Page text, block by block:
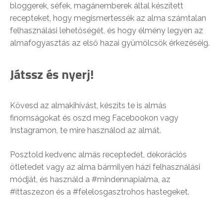
bloggerek, séfek, magánemberek által készített
recepteket, hogy megismertessék az alma számtalan
felhasználási lehetőségét, és hogy élmény legyen az
almafogyasztás az első hazai gyümölcsök érkezéséig.
Játssz és nyerj!
Kövesd az almakihívást, készíts te is almás
finomságokat és oszd meg Facebookon vagy
Instagramon, te mire használod az almát.
Posztold kedvenc almás receptedet, dekorációs
ötletedet vagy az alma bármilyen házi felhasználási
módját, és használd a #mindennapialma, az
#ittaszezon és a #felelosgasztrohos hastegeket.